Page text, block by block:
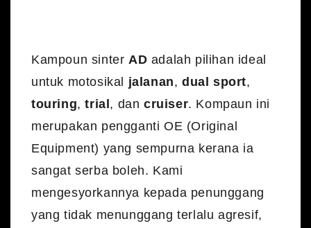
Kampoun sinter AD adalah pilihan ideal
untuk motosikal jalanan,dual sport,
touring,trial, dancruiser. Kompaun ini
merupakan pengganti OE (Original
Equipment) yang sempurna kerana ia
sangat serba boleh. Kami
mengesyorkannya kepada penunggang
yang tidak menunggang terlalu agresif,